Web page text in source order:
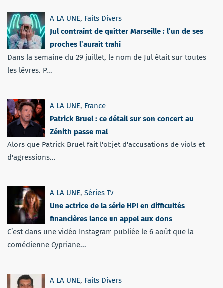
A LA UNE, Faits Divers
Jul contraint de quitter Marseille : l’un de ses
proches l’aurait trahi
Dans la semaine du 29 juillet, le nom de Jul était sur toutes
les lèvres. P...
A LA UNE, France
Patrick Bruel : ce détail sur son concert au
Zénith passe mal
Alors que Patrick Bruel fait l'objet d'accusations de viols et
d'agressions...
A LA UNE, Séries Tv
Une actrice de la série HPI en difficultés
financières lance un appel aux dons
C’est dans une vidéo Instagram publiée le 6 août que la
comédienne Cypriane...
A LA UNE, Faits Divers